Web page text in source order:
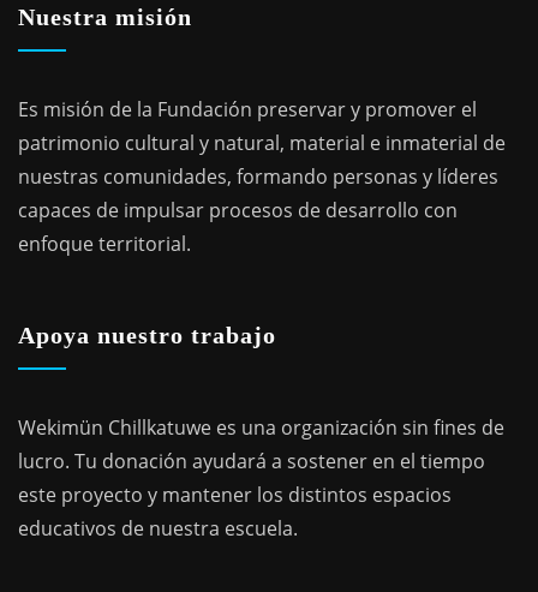
Nuestra misión
Es misión de la Fundación preservar y promover el
patrimonio cultural y natural, material e inmaterial de
nuestras comunidades, formando personas y líderes
capaces de impulsar procesos de desarrollo con
enfoque territorial.
Apoya nuestro trabajo
Wekimün Chillkatuwe es una organización sin fines de
lucro. Tu donación ayudará a sostener en el tiempo
este proyecto y mantener los distintos espacios
educativos de nuestra escuela.